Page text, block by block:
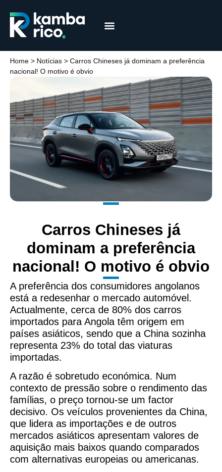
Home > Notícias > Carros Chineses já dominam a preferência
nacional! O motivo é obvio
Carros Chineses já
dominam a preferência
nacional! O motivo é obvio
A preferência dos consumidores angolanos
está a redesenhar o mercado automóvel.
Actualmente, cerca de 80% dos carros
importados para Angola têm origem em
países asiáticos, sendo que a China sozinha
representa 23% do total das viaturas
importadas.
A razão é sobretudo económica. Num
contexto de pressão sobre o rendimento das
famílias, o preço tornou-se um factor
decisivo. Os veículos provenientes da China,
que lidera as importações e de outros
mercados asiáticos apresentam valores de
aquisição mais baixos quando comparados
com alternativas europeias ou americanas.